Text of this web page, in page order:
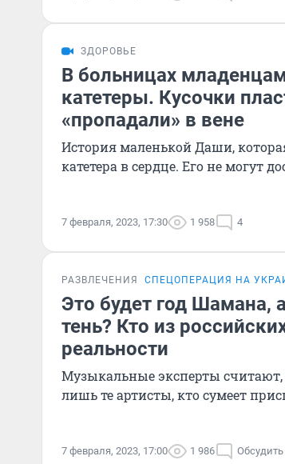
ЗДОРОВЬЕ
В больницах
катетеры. Кусочки
«пропадали» в вене
История маленькой Даши,
катетера в сердце. Его не могут
7 февраля, 2023, 17:30 1 958 4
РАЗВЛЕЧЕНИЯ СПЕЦОПЕРАЦИЯ НА
Это будет год Шамана,
тень? Кто из
реальности
Музыкальные эксперты
лишь те артисты, кто сумеет
7 февраля, 2023, 17:00 1 986 Обсудить